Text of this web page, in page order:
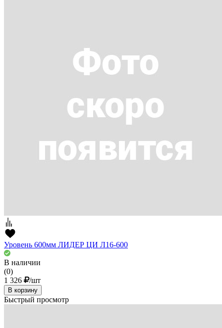
Уровень 600мм ЛИДЕР ЦИ Л16-600
В наличии
(0)
1 326
/шт
В корзину
Быстрый просмотр